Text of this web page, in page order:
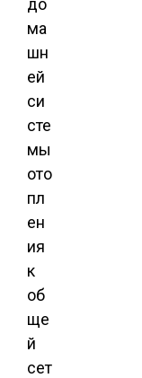
до
ма
шн
ей
си
сте
мы
ото
пл
ен
ия
к
об
ще
й
сет